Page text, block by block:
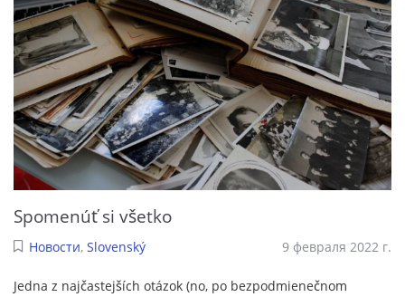
Spomenúť si všetko
Новости, Slovenský 9 февраля 2022 г.
Jedna z najčastejších otázok (no, po bezpodmienečnom